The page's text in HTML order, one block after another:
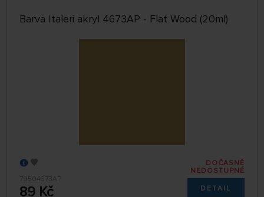
Barva Italeri akryl 4673AP - Flat Wood (20ml)
79504673AP
89 Kč
DOČASNĚ
NEDOSTUPNÉ
DETAIL